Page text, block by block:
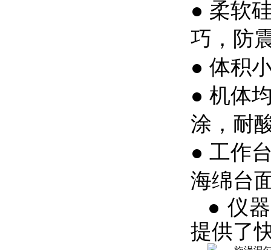
● 柔软
巧，防
● 体积
● 机体
涂，耐
● 工作
海绵台
● 仪
提供了